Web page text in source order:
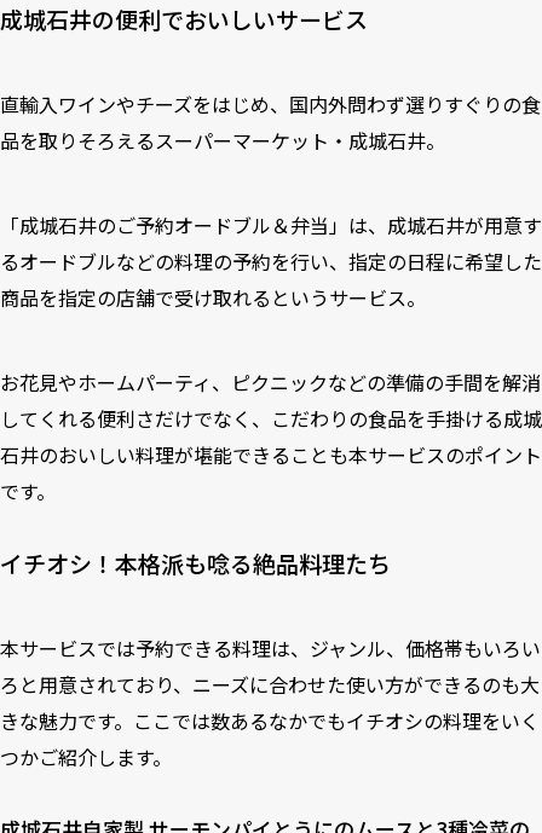
成城石井の便利でおいしいサービス
直輸入ワインやチーズをはじめ、国内外問わず選りすぐりの食
品を取りそろえるスーパーマーケット・成城石井。
「成城石井のご予約オードブル＆弁当」は、成城石井が用意す
るオードブルなどの料理の予約を行い、指定の日程に希望した
商品を指定の店舗で受け取れるというサービス。
お花見やホームパーティ、ピクニックなどの準備の手間を解消
してくれる便利さだけでなく、こだわりの食品を手掛ける成城
石井のおいしい料理が堪能できることも本サービスのポイント
です。
イチオシ！本格派も唸る絶品料理たち
本サービスでは予約できる料理は、ジャンル、価格帯もいろい
ろと用意されており、ニーズに合わせた使い方ができるのも大
きな魅力です。ここでは数あるなかでもイチオシの料理をいく
つかご紹介します。